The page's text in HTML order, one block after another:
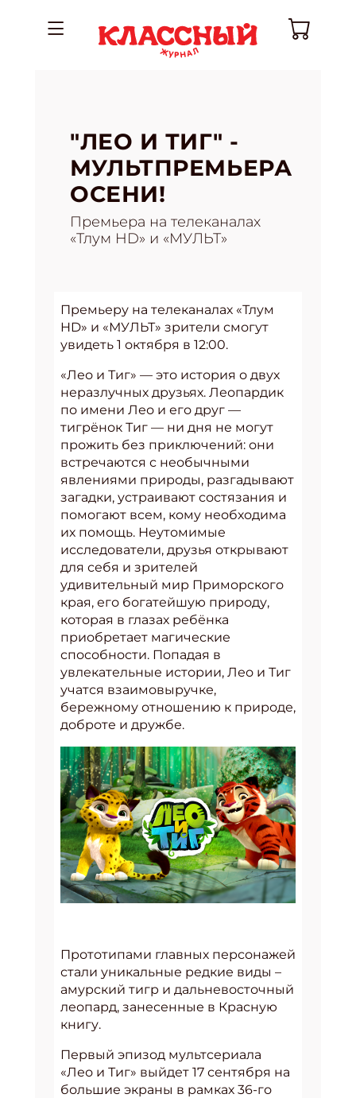
"ЛЕО И ТИГ" -
МУЛЬТПРЕМЬЕРА
ОСЕНИ!
Премьера на телеканалах
«Тлум HD» и «МУЛЬТ»
Премьеру на телеканалах «Тлум
HD» и «МУЛЬТ» зрители смогут
увидеть 1 октября в 12:00.
«Лео и Тиг» — это история о двух
неразлучных друзьях. Леопардик
по имени Лео и его друг —
тигрёнок Тиг — ни дня не могут
прожить без приключений: они
встречаются с необычными
явлениями природы, разгадывают
загадки, устраивают состязания и
помогают всем, кому необходима
их помощь. Неутомимые
исследователи, друзья открывают
для себя и зрителей
удивительный мир Приморского
края, его богатейшую природу,
которая в глазах ребёнка
приобретает магические
способности. Попадая в
увлекательные истории, Лео и Тиг
учатся взаимовыручке,
бережному отношению к природе,
доброте и дружбе.
Прототипами главных персонажей
стали уникальные редкие виды –
амурский тигр и дальневосточный
леопард, занесенные в Красную
книгу.
Первый эпизод мультсериала
«Лео и Тиг» выйдет 17 сентября на
большие экраны в рамках 36-го